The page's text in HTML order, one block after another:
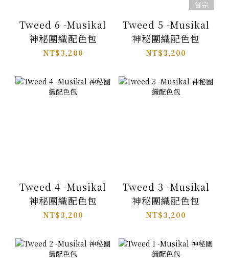
Tweed 6 -Musikal
神秘團織配色包
NT$3,200
售完
Tweed 5 -Musikal
神秘團織配色包
NT$3,200
Tweed 4 -Musikal
神秘團織配色包
NT$3,200
Tweed 3 -Musikal
神秘團織配色包
NT$3,200